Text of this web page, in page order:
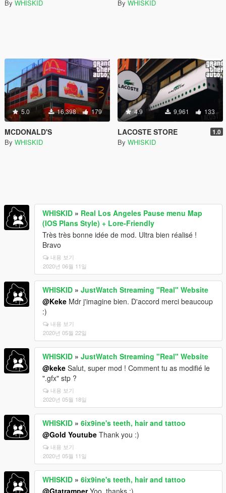
By WHISKID By WHISKID
5.0 16,398 179
MCDONALD'S
By WHISKID
4.9 9,961 133
LACOSTE STORE 1.0
By WHISKID
WHISKID » Real Los Angeles Pause menu Map
(IOS Plans Style) + Lore-Friendly
Très très bonne idée de mod. Ultra bien réalisé !
Bravo
내용 보기
2020년 06월 11일
WHISKID » JustWatch Streaming "Real" Website
@Keke Mdr j'imagine bien. D'accord merci beaucoup
:)
내용 보기
2020년 05월 22일
WHISKID » JustWatch Streaming "Real" Website
@keke Salut, super mod ! Comment tu as modifié le
".gfx" stp ?
내용 보기
2020년 05월 18일
WHISKID » 6ix9ine's teeth, hair and tattoo
@Gold Youtube Thank you :)
내용 보기
2020년 05월 11일
WHISKID » 6ix9ine's teeth, hair and tattoo